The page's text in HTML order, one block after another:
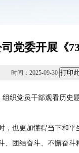
党委开展《
时间：2025-09-30
党员干部观看历史
更加懂得当下和平
结奋斗、不懈奋